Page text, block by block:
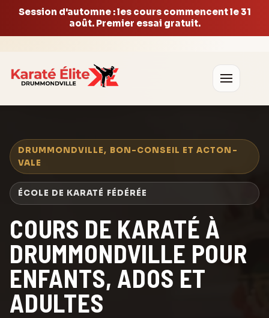
Session d'automne : les cours commencent le 31
août. Premier essai gratuit.
DRUMMONDVILLE, BON-CONSEIL ET ACTON-
VALE
ÉCOLE DE KARATÉ FÉDÉRÉE
COURS DE KARATÉ À
DRUMMONDVILLE POUR
ENFANTS, ADOS ET
ADULTES